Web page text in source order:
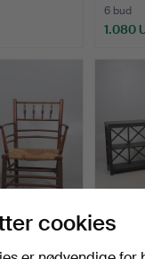
6 bud
1.080
KUNST
SÆT
cookies